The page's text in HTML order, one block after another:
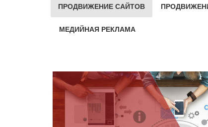
ПРОДВИЖЕНИЕ САЙТОВ
МЕДИЙНАЯ РЕКЛАМА